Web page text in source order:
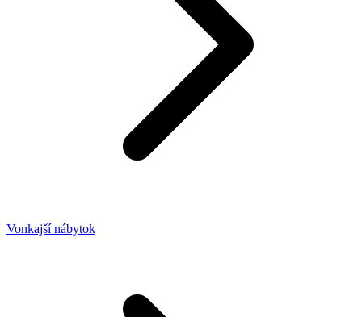
Vonkajší nábytok